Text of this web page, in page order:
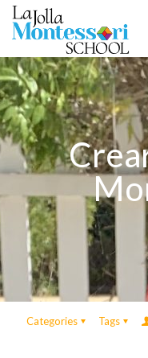
Categories Tags